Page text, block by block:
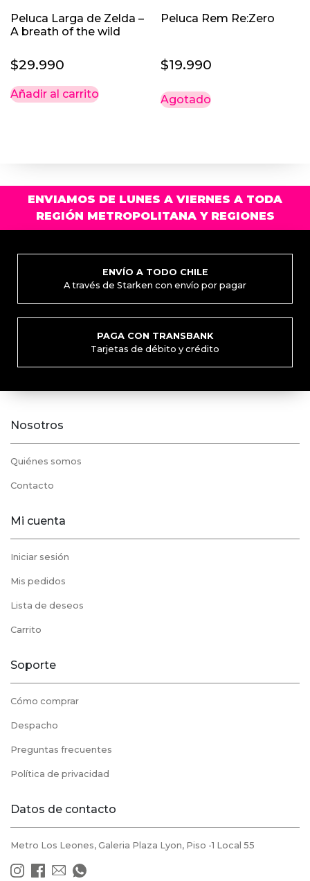
de
Peluca Larga de Zelda –
A breath of the wild
$29.990
Añadir al carrito
Peluca Rem Re:Zero
$19.990
Agotado
ENVIAMOS DE LUNES A VIERNES A TODA
REGIÓN METROPOLITANA Y REGIONES
ENVÍO A TODO CHILE
A través de Starken con envío por pagar
PAGA CON TRANSBANK
Tarjetas de débito y crédito
Nosotros
Quiénes somos
Contacto
Mi cuenta
Iniciar sesión
Mis pedidos
Lista de deseos
Carrito
Soporte
Cómo comprar
Despacho
Preguntas frecuentes
Política de privacidad
Datos de contacto
Metro Los Leones, Galeria Plaza Lyon, Piso -1 Local 55